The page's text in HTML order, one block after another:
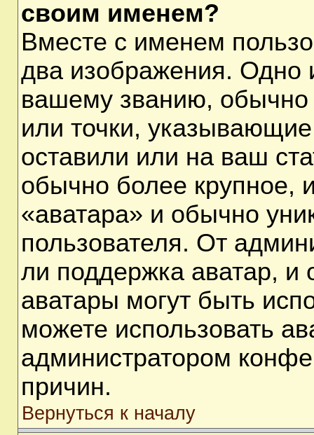
своим именем?
Вместе с именем
два изображения. Одно
вашему званию, обычно
или точки,
оставили или на ваш
обычно более крупное,
«аватара» и обычно
пользователя. От
ли поддержка аватар, и
аватары могут быть
можете использовать
администратором
причин.
Вернуться к началу